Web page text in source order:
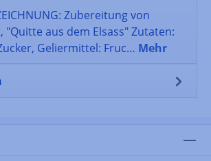
Zubereitung von
"Quitte aus dem Elsass" Zutaten:
Geliermittel: Fruc… Mehr